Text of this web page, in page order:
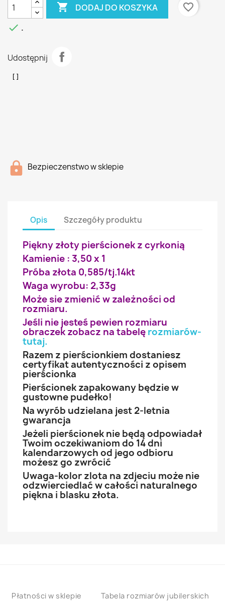
 DODAJ DO KOSZYKA
favorite_border
 .
Udostępnij
Bezpieczenstwo w sklepie
Opis Szczegóły produktu
Piękny złoty pierścionek z cyrkonią
Kamienie : 3,50 x 1
Próba złota 0,585/tj.14kt
Waga wyrobu: 2,33g
Może sie zmienić w zależności od
rozmiaru.
Jeśli nie jesteś pewien rozmiaru
obraczek zobacz na tabelę rozmiarów-
tutaj.
Razem z pierścionkiem dostaniesz
certyfikat autentyczności z opisem
pierścionka
Pierścionek zapakowany będzie w
gustowne pudełko!
Na wyrób udzielana jest 2-letnia
gwarancja
Jeżeli pierścionek nie będą odpowiadał
Twoim oczekiwaniom do 14 dni
kalendarzowych od jego odbioru
możesz go zwrócić
Uwaga-kolor zlota na zdjeciu może nie
odzwierciedlać w całości naturalnego
piękna i blasku złota.
Płatności w sklepie
Tabela rozmiarów jubilerskich